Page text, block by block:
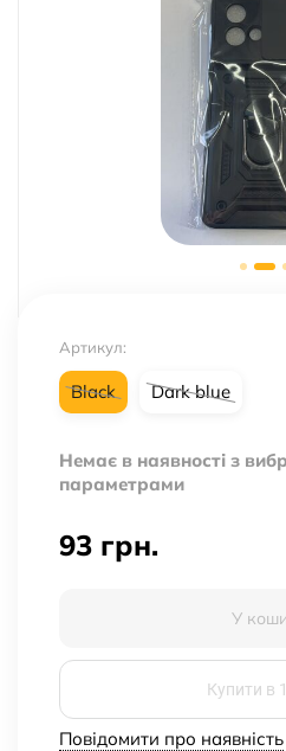
Артикул:
Black Dark blue
Немає в наявності з
параметрами
93 грн.
У
Купити в
Повідомити про наявність